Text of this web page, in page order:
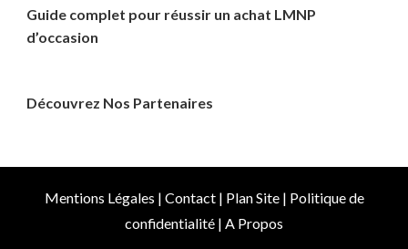
Guide complet pour réussir un achat LMNP
d’occasion
Découvrez Nos Partenaires
Mentions Légales | Contact| Plan Site| Politique de
confidentialité | A Propos